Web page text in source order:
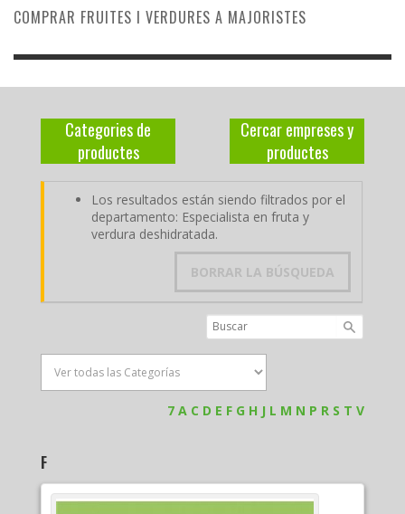
COMPRAR FRUITES I VERDURES A MAJORISTES
Categories de
productes
Cercar empreses y
productes
Los resultados están siendo filtrados por el
departamento: Especialista en fruta y
verdura deshidratada.
BORRAR LA BÚSQUEDA
7 A C D E F G H J L M N P R S T V
F